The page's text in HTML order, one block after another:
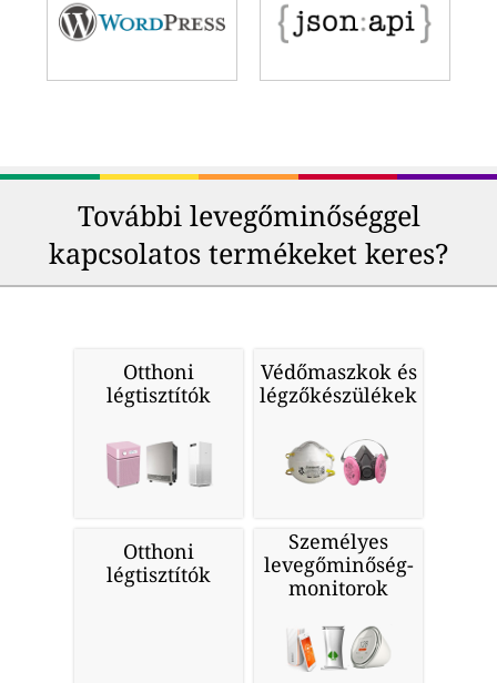
További levegőminőséggel
kapcsolatos termékeket keres?
Otthoni
légtisztítók
Védőmaszkok és
légzőkészülékek
Otthoni
légtisztítók
Személyes
levegőminőség-
monitorok